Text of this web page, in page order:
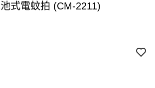
池式電蚊拍 (CM-2211)